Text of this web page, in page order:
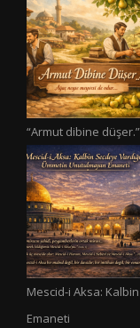
“Armut dibine düşer.”
Mescid-i Aksa:
Emaneti